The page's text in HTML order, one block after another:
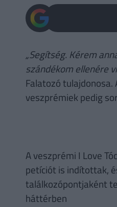
„Segítség. Kérem
szándékom ellenére
Falatozó
veszprémiek pedig
A veszprémi I Love
petíciót is indítottak,
találkozópontjaként
háttérben